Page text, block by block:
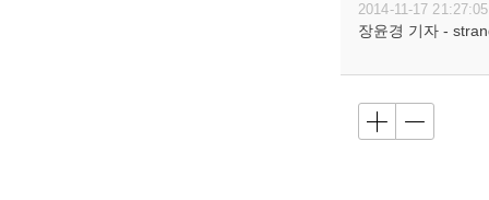
2014-11-17 21:27:05
장윤경 기자 -